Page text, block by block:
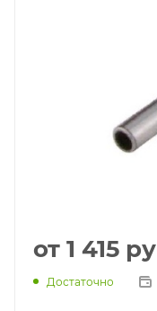
от 1 415
Достаточно